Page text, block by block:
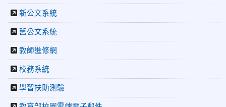
2026-04-27 更生新聞網:中正小老闆大市集熱鬧開鑼 營收捐光
復洪災
2026-04-27
花蓮新聞網:中正國小70週年校慶開跑 「小老闆
大市集」實踐學習傳遞愛
2026-04-10 更生日報：全校一起說英語！
紀元
2026-03-30 花蓮新聞網：中正國小攜手AI啟動課程革新 全
校共創校訂課程新典範
新公文系統
舊公文系統
教師進修網
校務系統
學習扶助測驗